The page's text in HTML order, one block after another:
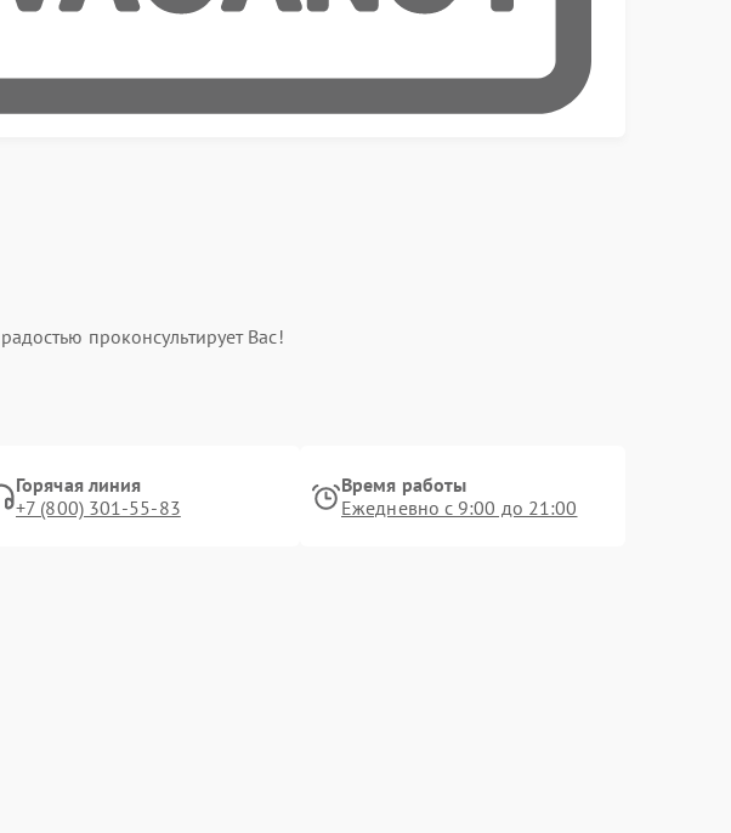
проконсультирует Вас!
Горячая линия
+7 (800) 301-55-83
Время работы
Ежедневно с 9:00 до 21:00